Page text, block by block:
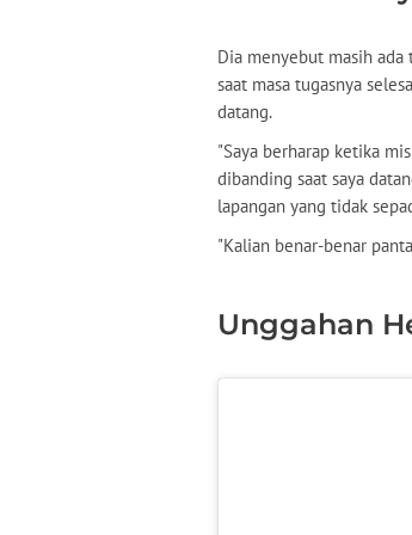
Dia menyebut masih
saat masa tugasnya
datang.
"Saya berharap ketika
dibanding saat saya
lapangan yang tidak
"Kalian benar-benar
Unggahan